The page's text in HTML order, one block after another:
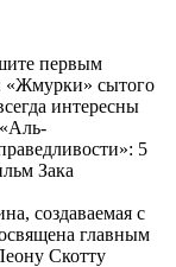
первым
«Жмурки» сытого
интересны
5
Зака
создаваемая с
главным
Скотту